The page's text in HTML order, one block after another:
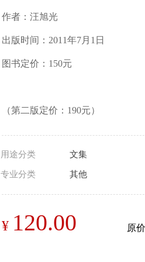
作者：汪旭光
出版时间：2011年7月1日
图书定价：150元
（第二版定价：190元）
¥ 120.00
用途分类 文集
专业分类 其他
原价